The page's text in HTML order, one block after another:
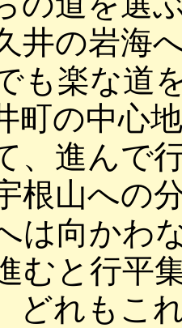
井の岩海
も楽な道
町の中心
、進んで
根山への
は向かわ
むと行平
どれもこ